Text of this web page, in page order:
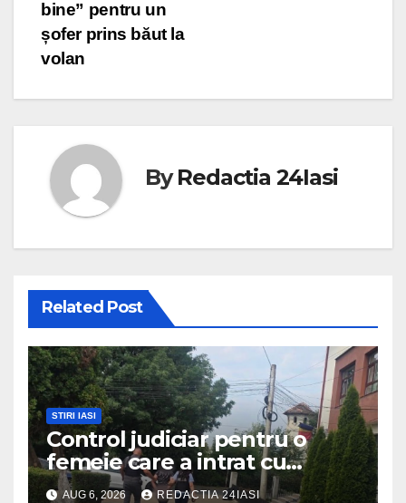
bine” pentru un
șofer prins băut la
volan
ByRedactia 24Iasi
Related Post
STIRI IASI
Control judiciar pentru o
femeie care a intrat cu
mașina într-o turmă de oi
AUG 6, 2026 REDACTIA 24IASI